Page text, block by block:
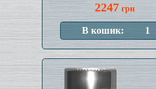
2247 грн